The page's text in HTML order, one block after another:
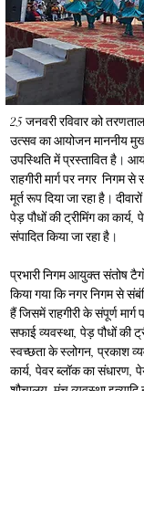
25 जनवरी रविवार को
उत्सव का आयोजन माननीय
उपस्थिति में प्रस्तावित है ।
राहगीरी मार्ग पर नगर  निगम
मूर्त रूप दिया जा रहा है ।
पेड़ पौधों की ट्रीमिंग का कार्य,
संपादित किया जा रहा है ।
प्रभारी निगम आयुक्त संतोष
किया गया कि नगर निगम से
हैं जिसमें राहगीरी के संपूर्ण मार्ग
सफाई व्यवस्था, पेड़ पौधों की
स्वच्छता के स्लोगन, प्रकाश
कार्य, पेवर ब्लॉक का संधारण,
शौचालय, मंच व्यवस्था